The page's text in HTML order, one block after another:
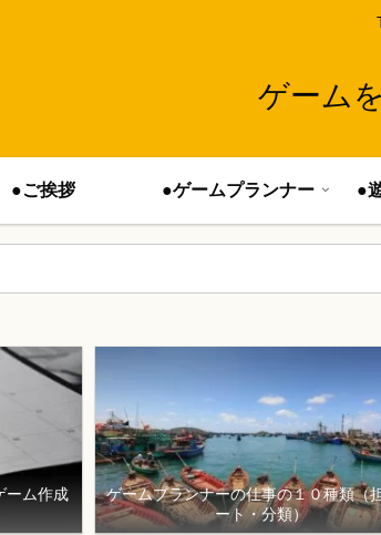
ゲーム
●ご挨拶 ●ゲームプランナー ●
ーム作成
ゲームプランナーの仕事の１０種類（
ート・分類）